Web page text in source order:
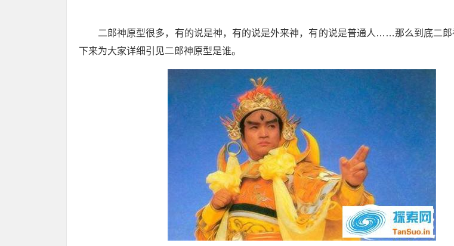
二郎神原型很多，有的说是神，有的说是外来神，有的说是普通人……那么到底二
下来为大家详细引见二郎神原型是谁。